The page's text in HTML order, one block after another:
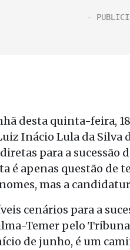
desta quinta-feira,
Inácio Lula da Silva
para a sucessão
é apenas questão de
mas a
cenários para a
Temer pelo
de junho, é um